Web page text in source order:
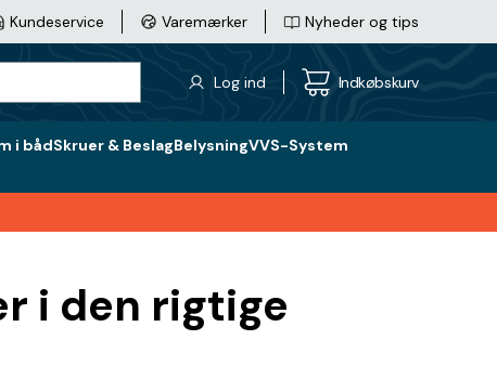
Kundeservice Varemærker Nyheder og tips
Log ind Indkøbskurv
i bådSkruer & BeslagBelysningVVS-System
i den rigtige